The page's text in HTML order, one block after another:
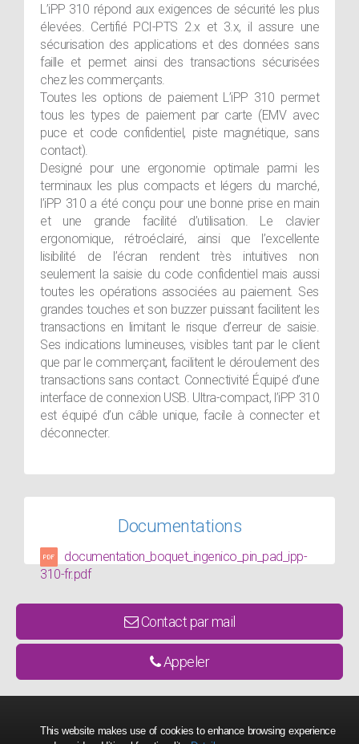
L’iPP 310 répond aux exigences de sécurité les plus
élevées. Certifié PCI-PTS 2.x et 3.x, il assure une
sécurisation des applications et des données sans
faille et permet ainsi des transactions sécurisées
chez les commerçants.
Toutes les options de paiement L’iPP 310 permet
tous les types de paiement par carte (EMV avec
puce et code confidentiel, piste magnétique, sans
contact).
Designé pour une ergonomie optimale parmi les
terminaux les plus compacts et légers du marché,
l’iPP 310 a été conçu pour une bonne prise en main
et une grande facilité d’utilisation. Le clavier
ergonomique, rétroéclairé, ainsi que l’excellente
lisibilité de l’écran rendent très intuitives non
seulement la saisie du code confidentiel mais aussi
toutes les opérations associées au paiement. Ses
grandes touches et son buzzer puissant facilitent les
transactions en limitant le risque d’erreur de saisie.
Ses indications lumineuses, visibles tant par le client
que par le commerçant, facilitent le déroulement des
transactions sans contact. Connectivité Équipé d’une
interface de connexion USB. Ultra-compact, l’iPP 310
est équipé d’un câble unique, facile à connecter et
déconnecter.
Documentations
documentation_boquet_ingenico_pin_pad_ipp-
310-fr.pdf
Contact par mail
Appeler
This website makes use of cookies to enhance browsing experience